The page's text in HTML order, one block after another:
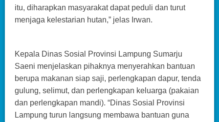
itu, diharapkan masyarakat dapat peduli dan turut
menjaga kelestarian hutan,” jelas Irwan.
Kepala Dinas Sosial Provinsi Lampung Sumarju
Saeni menjelaskan pihaknya menyerahkan bantuan
berupa makanan siap saji, perlengkapan dapur, tenda
gulung, selimut, dan perlengkapan keluarga (pakaian
dan perlengkapan mandi). “Dinas Sosial Provinsi
Lampung turun langsung membawa bantuan guna